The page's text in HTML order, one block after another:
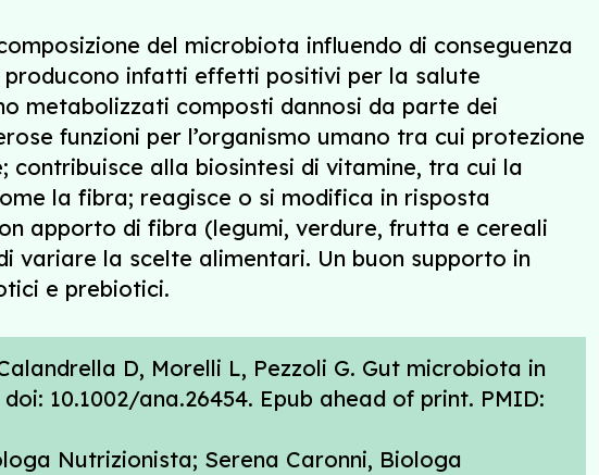
del microbiota influendo di conseguenza
infatti effetti positivi per la salute
metabolizzati composti dannosi da parte dei
funzioni per l’organismo umano tra cui protezione
contribuisce alla biosintesi di vitamine, tra cui la
la fibra; reagisce o si modifica in risposta
apporto di fibra (legumi, verdure, frutta e cereali
la scelte alimentari. Un buon supporto in
e prebiotici.
D, Morelli L, Pezzoli G. Gut microbiota in
10.1002/ana.26454. Epub ahead of print. PMID:
Nutrizionista; Serena Caronni, Biologa